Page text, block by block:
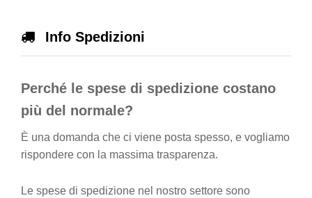
Info Spedizioni
Perché le spese di spedizione costano
più del normale?
È una domanda che ci viene posta spesso, e vogliamo
rispondere con la massima trasparenza.
Le spese di spedizione nel nostro settore sono